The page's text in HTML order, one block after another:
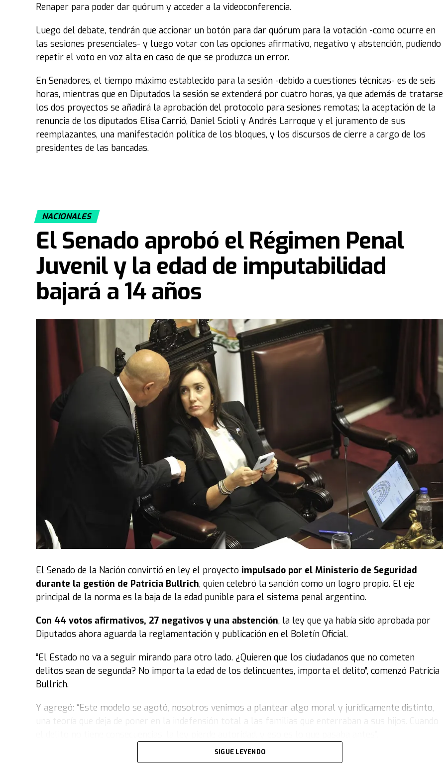
Renaper para poder dar quórum y acceder a la videoconferencia.
Luego del debate, tendrán que accionar un botón para dar quórum para la votación -como ocurre en
las sesiones presenciales- y luego votar con las opciones afirmativo, negativo y abstención, pudiendo
repetir el voto en voz alta en caso de que se produzca un error.
En Senadores, el tiempo máximo establecido para la sesión -debido a cuestiones técnicas- es de seis
horas, mientras que en Diputados la sesión se extenderá por cuatro horas, ya que además de tratarse
los dos proyectos se añadirá la aprobación del protocolo para sesiones remotas; la aceptación de la
renuncia de los diputados Elisa Carrió, Daniel Scioli y Andrés Larroque y el juramento de sus
reemplazantes, una manifestación política de los bloques, y los discursos de cierre a cargo de los
presidentes de las bancadas.
NACIONALES
El Senado aprobó el Régimen Penal
Juvenil y la edad de imputabilidad
bajará a 14 años
El Senado de la Nación convirtió en ley el proyecto impulsado por el Ministerio de Seguridad
durante la gestión de Patricia Bullrich, quien celebró la sanción como un logro propio. El eje
principal de la norma es la baja de la edad punible para el sistema penal argentino.
Con 44 votos afirmativos, 27 negativos y una abstención, la ley que ya había sido aprobada por
Diputados ahora aguarda la reglamentación y publicación en el Boletín Oficial.
“El Estado no va a seguir mirando para otro lado. ¿Quieren que los ciudadanos que no cometen
delitos sean de segunda? No importa la edad de los delincuentes, importa el delito”, comenzó Patricia
Bullrich.
Y agregó: “Este modelo se agotó, nosotros venimos a plantear algo moral y jurídicamente distinto,
“Vinimos a poner orden y no nos da vergüenza. Si las hizo, las paga, por eso ordenamos las
SIGUE LEYENDO